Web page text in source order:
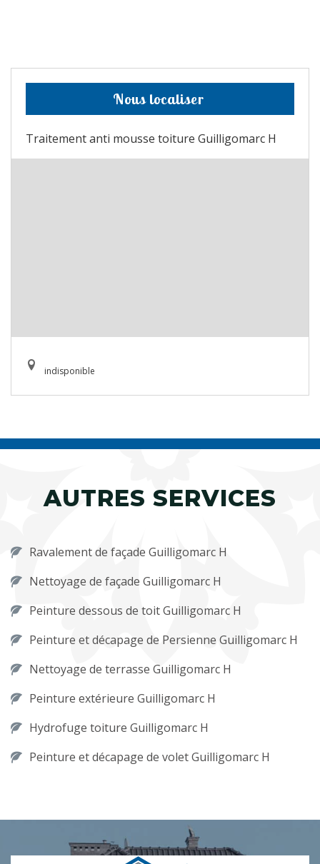
Nous localiser
Traitement anti mousse toiture Guilligomarc H
indisponible
AUTRES SERVICES
Ravalement de façade Guilligomarc H
Nettoyage de façade Guilligomarc H
Peinture dessous de toit Guilligomarc H
Peinture et décapage de Persienne Guilligomarc H
Nettoyage de terrasse Guilligomarc H
Peinture extérieure Guilligomarc H
Hydrofuge toiture Guilligomarc H
Peinture et décapage de volet Guilligomarc H